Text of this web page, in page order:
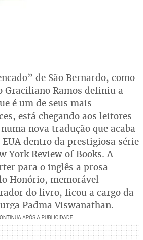
de São Bernardo, como
Graciliano Ramos definiu a
é um de seus mais
está chegando aos leitores
nova tradução que acaba
dentro da prestigiosa série
York Review of Books. A
para o inglês a prosa
Honório, memorável
do livro, ficou a cargo da
Padma Viswanathan.